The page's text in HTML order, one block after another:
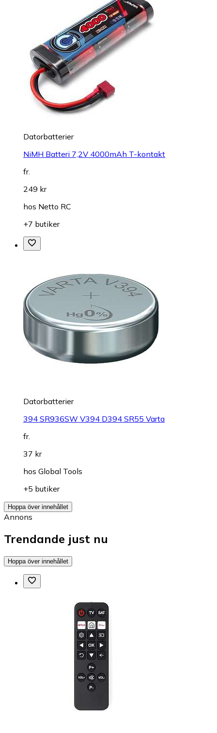
Datorbatterier
NiMH Batteri 7,2V 4000mAh T-kontakt
fr.
249 kr
hos Netto RC
+7 butiker
Datorbatterier
394 SR936SW V394 D394 SR55 Varta
fr.
37 kr
hos Global Tools
+5 butiker
Hoppa över innehållet
Annons
Trendande just nu
Hoppa över innehållet